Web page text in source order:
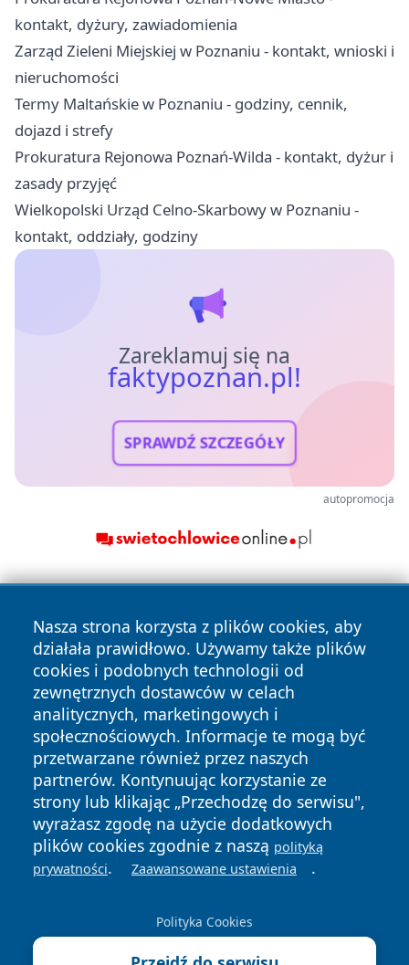
kontakt, dyżury, zawiadomienia
Zarząd Zieleni Miejskiej w Poznaniu - kontakt, wnioski i
nieruchomości
Termy Maltańskie w Poznaniu - godziny, cennik,
dojazd i strefy
Prokuratura Rejonowa Poznań-Wilda - kontakt, dyżur i
zasady przyjęć
Wielkopolski Urząd Celno-Skarbowy w Poznaniu -
kontakt, oddziały, godziny
Zareklamuj się na
faktypoznan.pl!
SPRAWDŹ SZCZEGÓŁY
autopromocja
Nasza strona korzysta z plików cookies, aby
działała prawidłowo. Używamy także plików
cookies i podobnych technologii od
zewnętrznych dostawców w celach
analitycznych, marketingowych i
społecznościowych. Informacje te mogą być
przetwarzane również przez naszych
partnerów. Kontynuując korzystanie ze
strony lub klikając „Przechodzę do serwisu",
wyrażasz zgodę na użycie dodatkowych
plików cookies zgodnie z naszą polityką
prywatności. Zaawansowane ustawienia .
Polityka Cookies
Copyright © 2026 faktypoznan.pl Wszystkie prawa
zastrzeżone.
News Autorzy
Polityka
Prywatności
Polityka
Cookies